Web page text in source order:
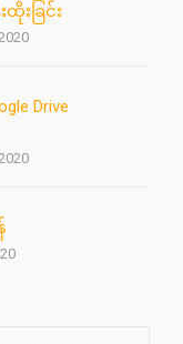
ထိုးခြင်း
Drive